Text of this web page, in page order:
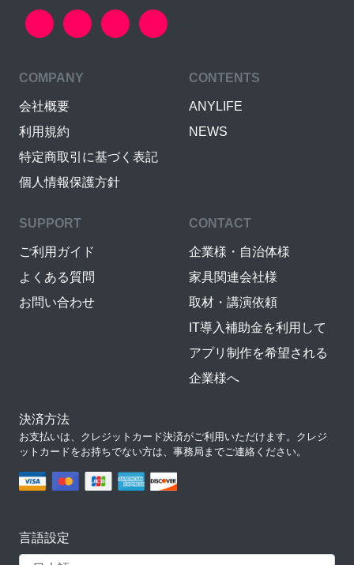
COMPANY
会社概要
利用規約
特定商取引に基づく表記
個人情報保護方針
CONTENTS
ANYLIFE
NEWS
SUPPORT
ご利用ガイド
よくある質問
お問い合わせ
CONTACT
企業様・自治体様
家具関連会社様
取材・講演依頼
IT導入補助金を利用して
アプリ制作を希望される
企業様へ
決済方法
お支払いは、クレジットカード決済がご利用いただけます。クレジ
ットカードをお持ちでない方は、事務局までご連絡ください。
言語設定